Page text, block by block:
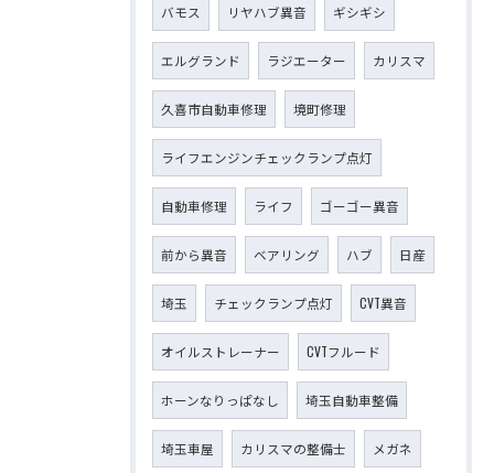
バモス リヤハブ異音 ギシギシ
エルグランド ラジエーター カリスマ
久喜市自動車修理 境町修理
ライフエンジンチェックランプ点灯
自動車修理 ライフ ゴーゴー異音
前から異音 ベアリング ハブ 日産
埼玉 チェックランプ点灯 CVT異音
オイルストレーナー CVTフルード
ホーンなりっぱなし 埼玉自動車整備
埼玉車屋 カリスマの整備士 メガネ